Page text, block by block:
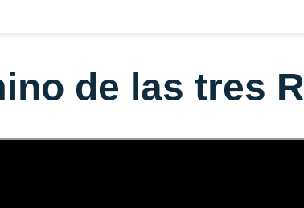
de las tres R